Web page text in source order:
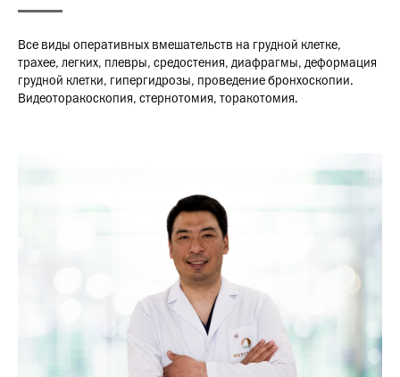
Все виды оперативных вмешательств на грудной клетке,
трахее, легких, плевры, средостения, диафрагмы, деформация
грудной клетки, гипергидрозы, проведение бронхоскопии.
Видеоторакоскопия, стернотомия, торакотомия.